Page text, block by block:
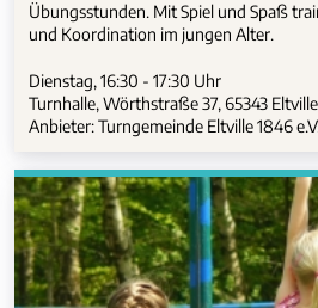
Übungsstunden. Mit Spiel und Spaß
und Koordination im jungen Alter.
Dienstag, 16:30 - 17:30 Uhr
Turnhalle, Wörthstraße 37, 65343 Eltville
Anbieter: Turngemeinde Eltville 1846 e.V.